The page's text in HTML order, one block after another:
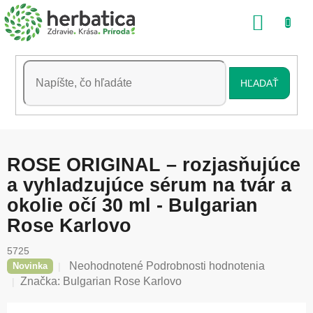
Prejsť
na
obsah
HĽADAŤ
ROSE ORIGINAL – rozjasňujúce
a vyhladzujúce sérum na tvár a
okolie očí 30 ml - Bulgarian
Rose Karlovo
5725
Novinka
Priemerné
hodnotenie
Neohodnotené Podrobnosti hodnotenia
Značka: Bulgarian Rose Karlovo